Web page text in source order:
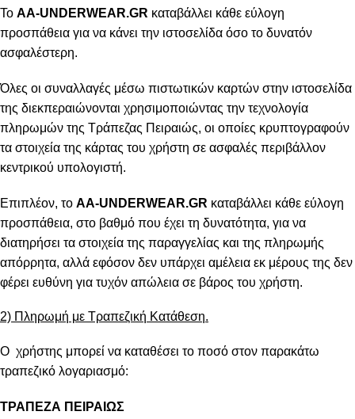
Το AA-UNDERWEAR.GR καταβάλλει κάθε εύλογη
προσπάθεια για να κάνει την ιστοσελίδα όσο το δυνατόν
ασφαλέστερη.
Όλες οι συναλλαγές μέσω πιστωτικών καρτών στην ιστοσελίδα
της διεκπεραιώνονται χρησιμοποιώντας την τεχνολογία
πληρωμών της Τράπεζας Πειραιώς, οι οποίες κρυπτογραφούν
τα στοιχεία της κάρτας του χρήστη σε ασφαλές περιβάλλον
κεντρικού υπολογιστή.
Επιπλέον, το AA-UNDERWEAR.GR καταβάλλει κάθε εύλογη
προσπάθεια, στο βαθμό που έχει τη δυνατότητα, για να
διατηρήσει τα στοιχεία της παραγγελίας και της πληρωμής
απόρρητα, αλλά εφόσον δεν υπάρχει αμέλεια εκ μέρους της δεν
φέρει ευθύνη για τυχόν απώλεια σε βάρος του χρήστη.
2) Πληρωμή με Τραπεζική Κατάθεση.
Ο χρήστης μπορεί να καταθέσει το ποσό στον παρακάτω
τραπεζικό λογαριασμό:
ΤΡΑΠΕΖΑ ΠΕΙΡΑΙΩΣ